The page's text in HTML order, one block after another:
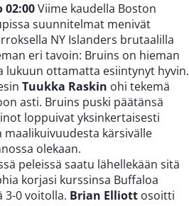
02:00Viime kaudella Boston
suunnitelmat menivät
NY Islanders brutaalilla
eri tavoin: Bruins on hieman
lukuun ottamatta esiintynyt hyvin.
Tuukka Raskin ohi tekemä
asti. Bruins puski päätänsä
loppuivat yksinkertaisesti
kärsivälle
olekaan.
peleissä saatu lähellekään sitä
korjasi kurssinsa Buffaloa
3-0 voitolla. Brian Elliott osoitti